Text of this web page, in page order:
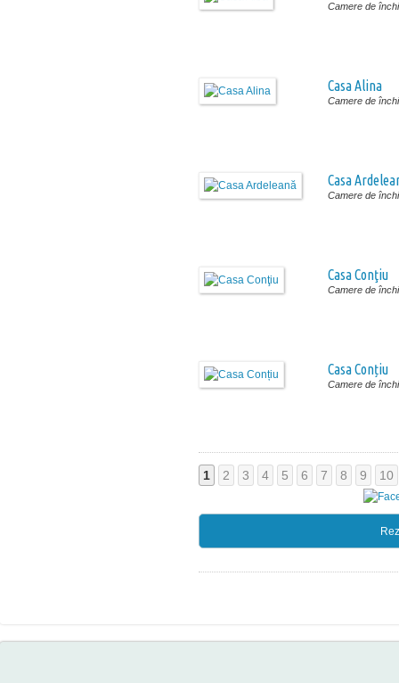
Camere de
Casa Alina
Camere de
Casa
Camere de
Casa Conţiu
Camere de
Casa Conțiu
Camere de
1 2 3 4 5 6 7 8 9 10